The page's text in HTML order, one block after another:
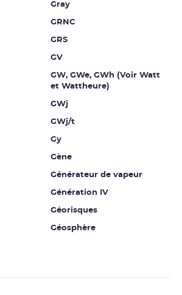
Gray
GRNC
GRS
GV
GW, GWe, GWh (Voir Watt
et Wattheure)
GWj
GWj/t
Gy
Gène
Générateur de vapeur
Génération IV
Géorisques
Géosphère